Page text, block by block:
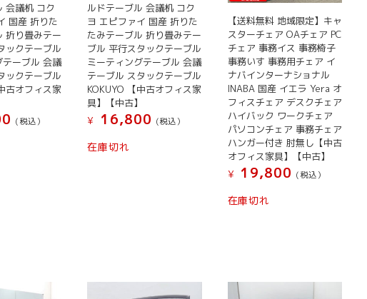
会議机 コク
国産 折りた
折り畳みテー
ックテーブル
テーブル 会議
ックテーブル
古オフィス家
(税込）
ルドテーブル 会議机 コク
ヨ エピファイ 国産 折りた
たみテーブル 折り畳みテー
ブル 平行スタックテーブル
ミーティングテーブル 会議
テーブル スタックテーブル
KOKUYO 【中古オフィス家
具】【中古】
¥
16,800 (税込）
在庫切れ
【送料無料 地域限定】キャ
スターチェア OAチェア PC
チェア 事務イス 事務椅子
事務いす 事務用チェア イ
ナバインターナショナル
INABA 国産 イエラ Yera オ
フィスチェア デスクチェア
ハイバック ワークチェア
パソコンチェア 事務チェア
ハンガー付き 肘無し【中古
オフィス家具】【中古】
¥
19,800 (税込）
在庫切れ